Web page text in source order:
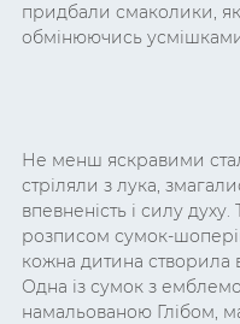
придбали смаколики,
обмінюючись
Не менш яскравими
стріляли з лука,
впевненість і силу
розписом сумок-
кожна дитина створила
Одна із сумок з
намальованою Глібом,